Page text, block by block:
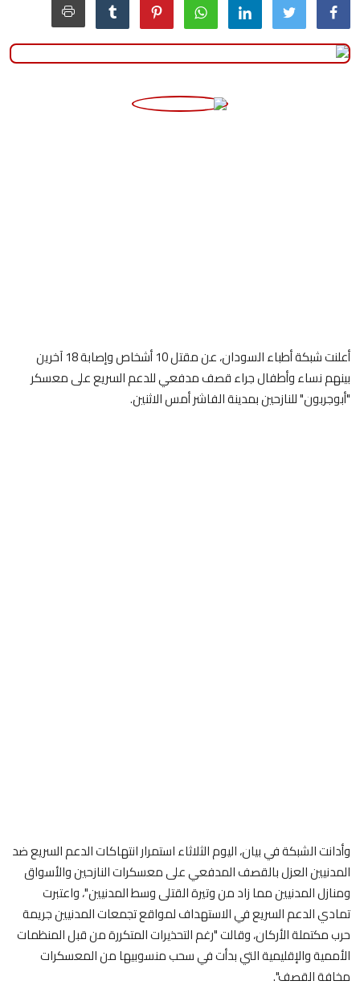
منوعات
حوادث وقضايا
أعلنت شبكة أطباء السودان، عن مقتل 10 أشخاص وإصابة 18 آخرين
بينهم نساء وأطفال جراء قصف مدفعي للدعم السريع على معسكر
"أبوجربون" للنازحين بمدينة الفاشر أمس الاثنين.
وأدانت الشبكة في بيان، اليوم الثلاثاء استمرار انتهاكات الدعم السريع ضد
المدنيين العزل بالقصف المدفعي على معسكرات النازحين والأسواق
ومنازل المدنيين مما زاد من وتيرة القتلى وسط المدنيين"، واعتبرت
تمادي الدعم السريع في الاستهداف لمواقع تجمعات المدنيين جريمة
حرب مكتملة الأركان، وقالت "رغم التحذيرات المتكررة من قبل المنظمات
الأممية والإقليمية التي بدأت في سحب منسوبيها من المعسكرات
مخافة القصف".